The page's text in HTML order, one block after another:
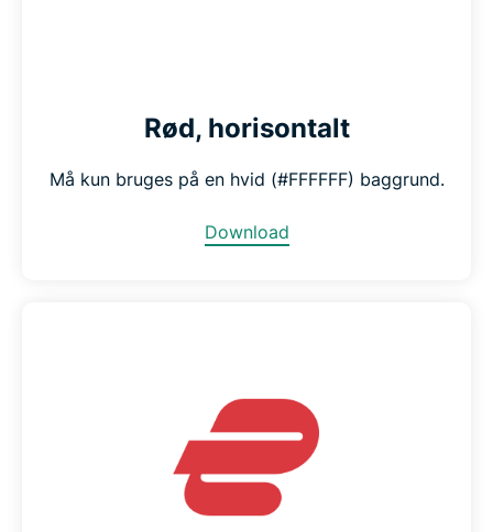
Rød, horisontalt
Må kun bruges på en hvid (#FFFFFF) baggrund.
Download